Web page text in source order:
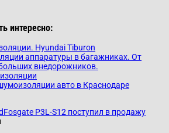
интересно:
Hyundai Tiburon
аппаратуры в багажниках. От
внедорожников.
авто в Краснодаре
P3L-S12 поступил в продажу